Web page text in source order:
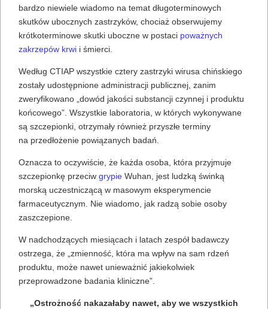
bardzo niewiele wiadomo na temat długoterminowych
skutków ubocznych zastrzyków, chociaż obserwujemy
krótkoterminowe skutki uboczne w postaci poważnych
zakrzepów krwi i śmierci.
Według CTIAP wszystkie cztery zastrzyki wirusa chińskiego
zostały udostępnione administracji publicznej, zanim
zweryfikowano „dowód jakości substancji czynnej i produktu
końcowego”. Wszystkie laboratoria, w których wykonywane
są szczepionki, otrzymały również przyszłe terminy
na przedłożenie powiązanych badań.
Oznacza to oczywiście, że każda osoba, która przyjmuje
szczepionkę przeciw grypie Wuhan, jest ludzką świnką
morską uczestniczącą w masowym eksperymencie
farmaceutycznym. Nie wiadomo, jak radzą sobie osoby
zaszczepione.
W nadchodzących miesiącach i latach zespół badawczy
ostrzega, że ​​„zmienność, która ma wpływ na sam rdzeń
produktu, może nawet unieważnić jakiekolwiek
przeprowadzone badania kliniczne”.
„Ostrożność nakazałaby nawet, aby we wszystkich